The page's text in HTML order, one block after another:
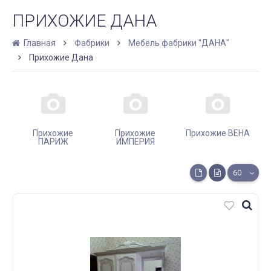
ПРИХОЖИЕ ДАНА
Главная Фабрики
Мебель фабрики "ДАНА"
Прихожие Дана
Прихожие
ПАРИЖ
Прихожие
ИМПЕРИЯ
Прихожие ВЕНА
60